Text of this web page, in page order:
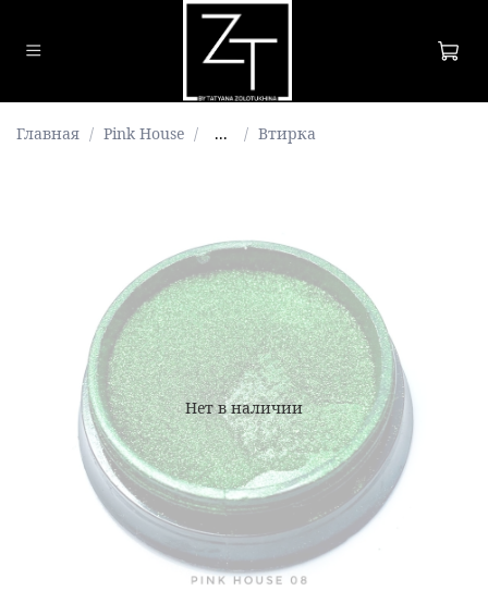
Главная Pink House ... Втирка
Нет в наличии